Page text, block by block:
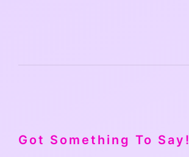
Got Something To Say!